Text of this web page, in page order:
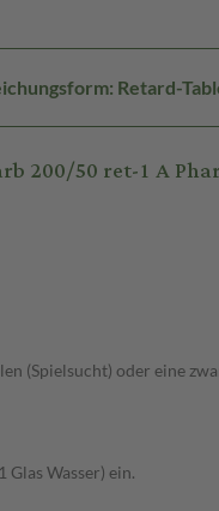
Retard-
200/50 ret-1 A
(Spielsucht) oder eine
Glas Wasser) ein.